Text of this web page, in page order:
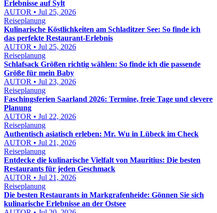
Erlebnisse auf Sylt
AUTOR • Jul 25, 2026
Reiseplanung
Kulinarische Köstlichkeiten am Schladitzer See: So finde ich
das perfekte Restaurant-Erlebnis
AUTOR • Jul 25, 2026
Reiseplanung
Schlafsack Größen richtig wählen: So finde ich die passende
Größe für mein Baby
AUTOR • Jul 23, 2026
Reiseplanung
Faschingsferien Saarland 2026: Termine, freie Tage und clevere
Planung
AUTOR • Jul 22, 2026
Reiseplanung
Authentisch asiatisch erleben: Mr. Wu in Lübeck im Check
AUTOR • Jul 21, 2026
Reiseplanung
Entdecke die kulinarische Vielfalt von Mauritius: Die besten
Restaurants für jeden Geschmack
AUTOR • Jul 21, 2026
Reiseplanung
Die besten Restaurants in Markgrafenheide: Gönnen Sie sich
kulinarische Erlebnisse an der Ostsee